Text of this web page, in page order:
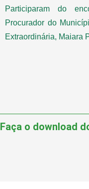
Participaram do
Procurador do
Extraordinária, Maiara
Faça o download